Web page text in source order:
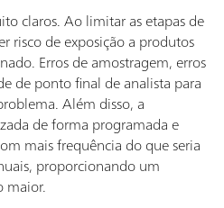
claros. Ao limitar as etapas de
risco de exposição a produtos
Erros de amostragem, erros
de ponto final de analista para
Além disso, a
de forma programada e
mais frequência do que seria
proporcionando um
maior.